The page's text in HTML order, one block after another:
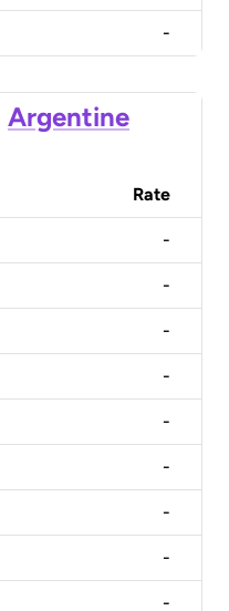
-
Argentine
Rate
-
-
-
-
-
-
-
-
-